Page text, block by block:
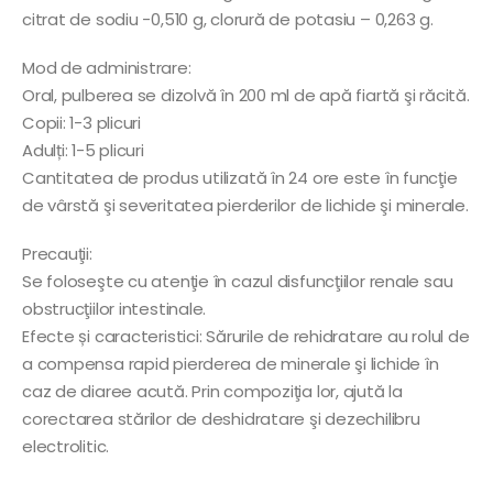
citrat de sodiu -0,510 g, clorură de potasiu – 0,263 g.
Mod de administrare:
Oral, pulberea se dizolvă în 200 ml de apă fiartă şi răcită.
Copii: 1-3 plicuri
Adulți: 1-5 plicuri
Cantitatea de produs utilizată în 24 ore este în funcţie
de vârstă şi severitatea pierderilor de lichide şi minerale.
Precauţii:
Se foloseşte cu atenţie în cazul disfuncţiilor renale sau
obstrucţiilor intestinale.
Efecte și caracteristici: Sărurile de rehidratare au rolul de
a compensa rapid pierderea de minerale şi lichide în
caz de diaree acută. Prin compoziţia lor, ajută la
corectarea stărilor de deshidratare şi dezechilibru
electrolitic.